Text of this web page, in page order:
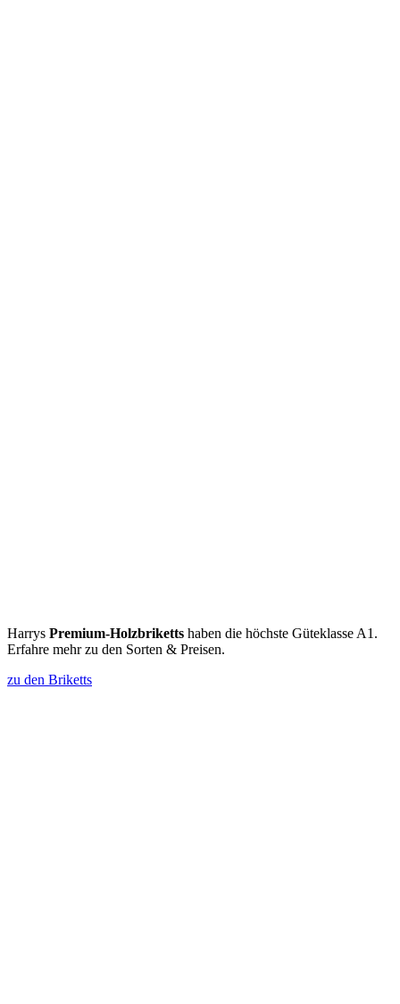
Harrys Premium-Holzbriketts haben die höchste Güteklasse A1.
Erfahre mehr zu den Sorten & Preisen.
zu den Briketts